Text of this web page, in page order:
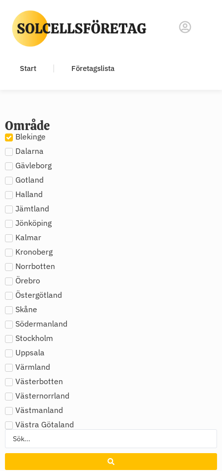
Start Företagslista
Område
Blekinge
Dalarna
Gävleborg
Gotland
Halland
Jämtland
Jönköping
Kalmar
Kronoberg
Norrbotten
Örebro
Östergötland
Skåne
Södermanland
Stockholm
Uppsala
Värmland
Västerbotten
Västernorrland
Västmanland
Västra Götaland